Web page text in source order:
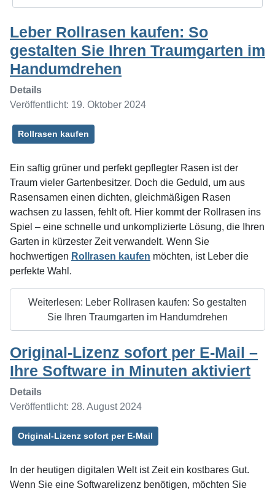
Leber Rollrasen kaufen: So
gestalten Sie Ihren Traumgarten im
Handumdrehen
Details
Veröffentlicht: 19. Oktober 2024
Rollrasen kaufen
Ein saftig grüner und perfekt gepflegter Rasen ist der
Traum vieler Gartenbesitzer. Doch die Geduld, um aus
Rasensamen einen dichten, gleichmäßigen Rasen
wachsen zu lassen, fehlt oft. Hier kommt der Rollrasen ins
Spiel – eine schnelle und unkomplizierte Lösung, die Ihren
Garten in kürzester Zeit verwandelt. Wenn Sie
hochwertigen Rollrasen kaufen möchten, ist Leber die
perfekte Wahl.
Weiterlesen: Leber Rollrasen kaufen: So gestalten
Sie Ihren Traumgarten im Handumdrehen
Original-Lizenz sofort per E-Mail –
Ihre Software in Minuten aktiviert
Details
Veröffentlicht: 28. August 2024
Original-Lizenz sofort per E-Mail
In der heutigen digitalen Welt ist Zeit ein kostbares Gut.
Wenn Sie eine Softwarelizenz benötigen, möchten Sie